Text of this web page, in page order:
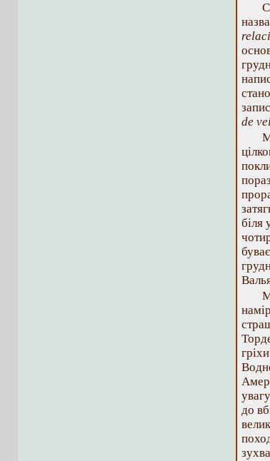
de
біля
до